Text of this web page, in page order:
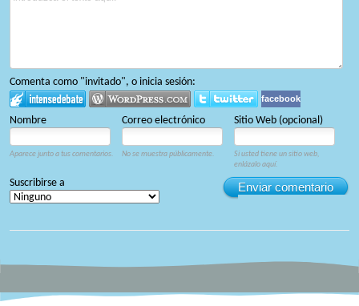
Comenta como "invitado", o inicia sesión:
facebook
Nombre Correo electrónico Sitio Web (opcional)
Aparece junto a tus comentarios. No se muestra públicamente.
Si usted tiene un sitio web,
enlázalo aquí.
Enviar comentario
Suscribirse a